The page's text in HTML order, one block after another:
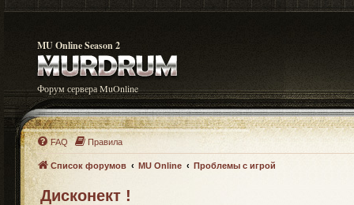
MU Online Season 2
Форум сервера MuOnline
FAQ Правила
Список форумов MU Online Проблемы с игрой
Дисконект !